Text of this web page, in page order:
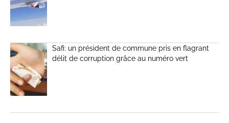
Safi: un président de commune pris en flagrant
délit de corruption grâce au numéro vert